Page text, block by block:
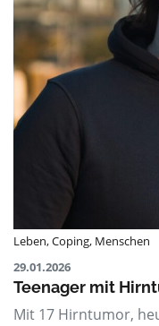
Leben,Coping, Menschen
29.01.2026
Teenager mit
Mit 17 Hirntumor,